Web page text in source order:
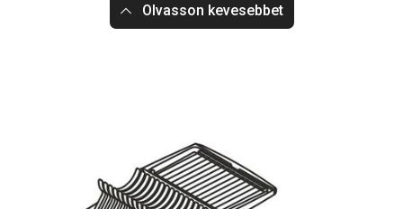
Olvasson kevesebbet